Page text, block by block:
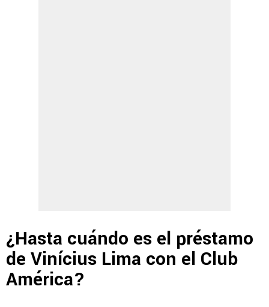
¿Hasta cuándo es el préstamo
de Vinícius Lima con el Club
América?